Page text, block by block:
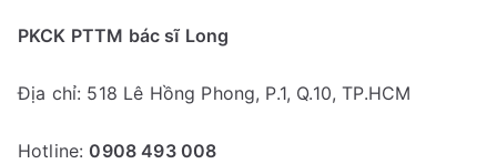
PKCK PTTM bác sĩ Long
Địa chỉ: 518 Lê Hồng Phong, P.1, Q.10, TP.HCM
Hotline: 0908 493 008